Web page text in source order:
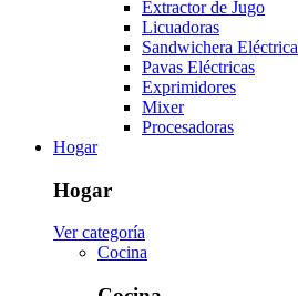
Extractor de Jugo
Licuadoras
Sandwichera Eléctrica
Pavas Eléctricas
Exprimidores
Mixer
Procesadoras
Hogar
Hogar
Ver categoría
Cocina